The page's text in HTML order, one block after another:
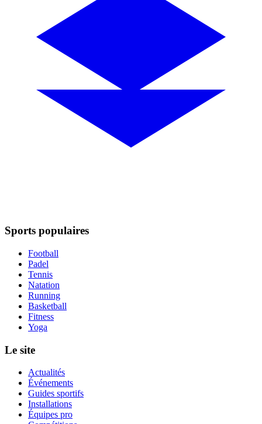
Sports populaires
Football
Padel
Tennis
Natation
Running
Basketball
Fitness
Yoga
Le site
Actualités
Événements
Guides sportifs
Installations
Équipes pro